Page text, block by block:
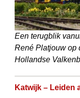
Een terugblik
René Platjouw op
Hollandse
Katwijk – Leiden